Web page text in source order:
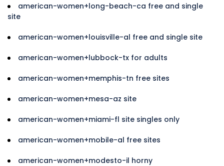
american-women+long-beach-ca free and single
site
american-women+louisville-al free and single site
american-women+lubbock-tx for adults
american-women+memphis-tn free sites
american-women+mesa-az site
american-women+miami-fl site singles only
american-women+mobile-al free sites
american-women+modesto-il horny